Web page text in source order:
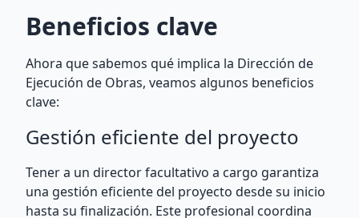
Beneficios clave
Ahora que sabemos qué implica la Dirección de
Ejecución de Obras, veamos algunos beneficios
clave:
Gestión eficiente del proyecto
Tener a un director facultativo a cargo garantiza
una gestión eficiente del proyecto desde su inicio
hasta su finalización. Este profesional coordina